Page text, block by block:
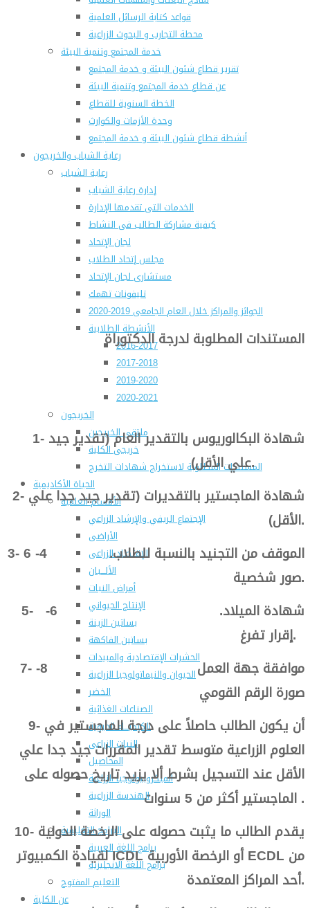
قواعد كتابة الرسائل العلمية
محطة التجارب و البحوث الزراعية
خدمة المجتمع وتنمية البيئة
تقرير قطاع شئون البيئة و خدمة المجتمع
عن قطاع خدمة المجتمع وتنمية البيئة
الخطة السنوية للقطاع
وحدة الأزمات والكوارث
أنشطة قطاع شئون البيئة و خدمة المجتمع
رعاية الشباب والخريجون
رعاية الشباب
إدارة رعاية الشباب
الخدمات التى تقدمها الإدارة
كيفية مشاركة الطالب فى النشاط
لجان الإتحاد
مجلس إتحاد الطلاب
مستشارى لجان الإتحاد
تليفونات تهمك
الجوائز والمراكز خلال العام الجامعى 2019-2020
الأنشطة الطلابية
2016-2017
2017-2018
2019-2020
2020-2021
الخريجون
ملتقى الخريجين
خريجى الكلية
المستندات المطلوبة لاستخراج شهادات التخرج
الحياة الأكاديمية
الأقسام العلمية
الإجتماع الريفي والإرشاد الزراعي
الأراضى
الإقتصاد الزراعى
الألـــبان
أمراض النبات
الإنتاج الحيواني
بساتين الزينة
بساتين الفاكهة
الحشرات الإقتصادية والمبيدات
الحيوان والنيماتولوجيا الزراعية
الخضر
الصناعات الغذائية
الكيميـــاء الحيوية
النبات الزراعى
المحاصيل
الميكروبيولوجيا الزراعية
الهندسة الزراعية
الوراثة
البرامج التعليمية
برامج اللغة العربية
برامج اللغة الانجليزية
التعليم المفتوح
عن الكلية
المستندات المطلوبة لدرجة الدكتوراة
1- شهادة البكالوريوس بالتقدير العام (تقدير جيد
علي الأقل).
2- شهادة الماجستير بالتقديرات (تقدير جيد جدا علي
الأقل).
3- الموقف من التجنيد بالنسبة للطلاب. 4- 6
صور شخصية.
5- شهادة الميلاد. 6-
إقرار تفرغ.
7- موافقة جهة العمل 8-
صورة الرقم القومي
9- أن يكون الطالب حاصلاً على درجة الماجستير في
العلوم الزراعية متوسط تقدير المقررات جيد جدا علي
الأقل عند التسجيل بشرط ألا يزيد تاريخ حصوله على
الماجستير أكثر من 5 سنوات .
10- يقدم الطالب ما يثبت حصوله على الرخصة الدولية
لقيادة الكمبيوتر ICDL أو الرخصة الأوربية ECDL من
أحد المراكز المعتمدة.